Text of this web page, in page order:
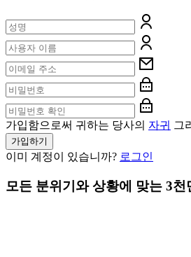
가입함으로써 귀하는 당사의 자귀 그
가입하기
이미 계정이 있습니까? 로그인
모든 분위기와 상황에 맞는 3천